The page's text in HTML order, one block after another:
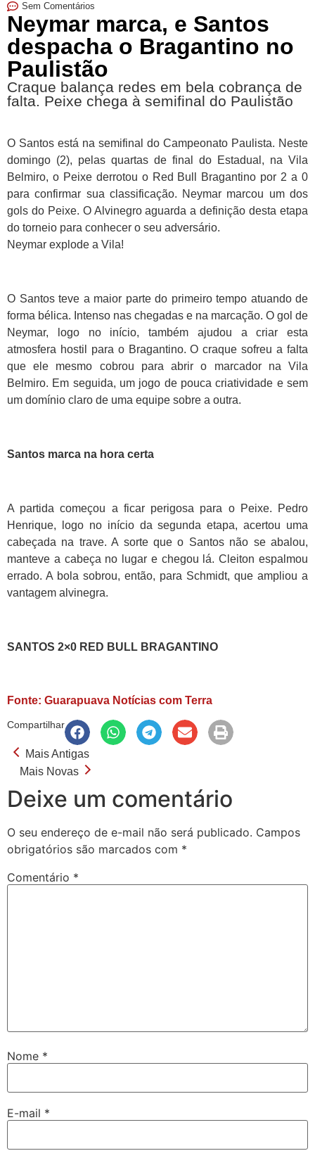
Sem Comentários
Neymar marca, e Santos
despacha o Bragantino no
Paulistão
Craque balança redes em bela cobrança de
falta. Peixe chega à semifinal do Paulistão
O Santos está na semifinal do Campeonato Paulista. Neste
domingo (2), pelas quartas de final do Estadual, na Vila
Belmiro, o Peixe derrotou o Red Bull Bragantino por 2 a 0
para confirmar sua classificação. Neymar marcou um dos
gols do Peixe. O Alvinegro aguarda a definição desta etapa
do torneio para conhecer o seu adversário.
Neymar explode a Vila!
O Santos teve a maior parte do primeiro tempo atuando de
forma bélica. Intenso nas chegadas e na marcação. O gol de
Neymar, logo no início, também ajudou a criar esta
atmosfera hostil para o Bragantino. O craque sofreu a falta
que ele mesmo cobrou para abrir o marcador na Vila
Belmiro. Em seguida, um jogo de pouca criatividade e sem
um domínio claro de uma equipe sobre a outra.
Santos marca na hora certa
A partida começou a ficar perigosa para o Peixe. Pedro
Henrique, logo no início da segunda etapa, acertou uma
cabeçada na trave. A sorte que o Santos não se abalou,
manteve a cabeça no lugar e chegou lá. Cleiton espalmou
errado. A bola sobrou, então, para Schmidt, que ampliou a
vantagem alvinegra.
SANTOS 2×0 RED BULL BRAGANTINO
Fonte: Guarapuava Notícias com Terra
Compartilhar
Mais Antigas
Mais Novas
Deixe um comentário
O seu endereço de e-mail não será publicado. Campos
obrigatórios são marcados com *
Comentário *
Nome *
E-mail *